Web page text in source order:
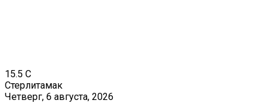
15.5 C
Стерлитамак
Четверг, 6 августа, 2026